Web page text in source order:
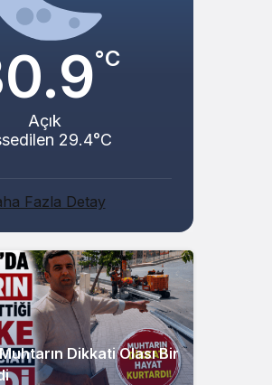
°C
Açık
29.4°C
Fazla Detay
Dikkati Olası Bir